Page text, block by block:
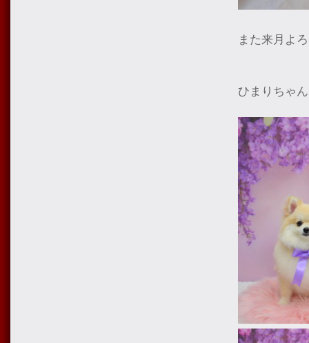
また来月よ
ひまりちゃ